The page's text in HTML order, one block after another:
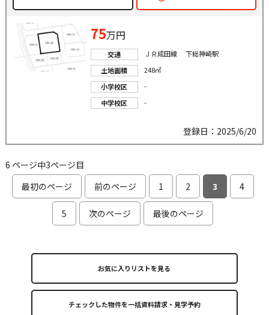
75万円
交通
ＪＲ成田線 下総神崎駅
土地面積
248㎡
小学校区
-
中学校区
-
登録日：2025/6/20
6 ページ中3ページ目
最初のページ
前のページ 1 2 3 4
5 次のページ 最後のページ
お気に入りリストを見る